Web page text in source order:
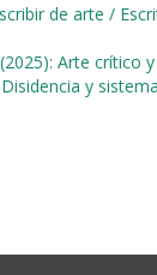
de arte /
Arte crítico
y